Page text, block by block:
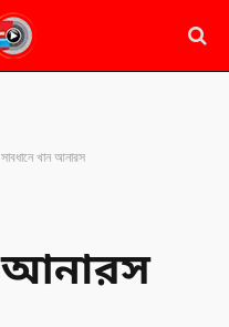
সাবধানে খান আনারস
আনারস